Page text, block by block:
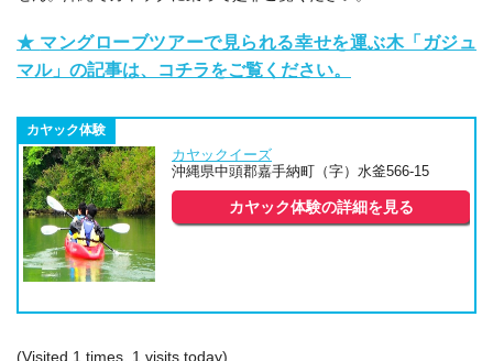
★ マングローブツアーで見られる幸せを運ぶ木「ガジュ
マル」の記事は、コチラをご覧ください。
カヤック体験
カヤックイーズ
沖縄県中頭郡嘉手納町（字）水釜566-15
カヤック体験の詳細を見る
(Visited 1 times, 1 visits today)